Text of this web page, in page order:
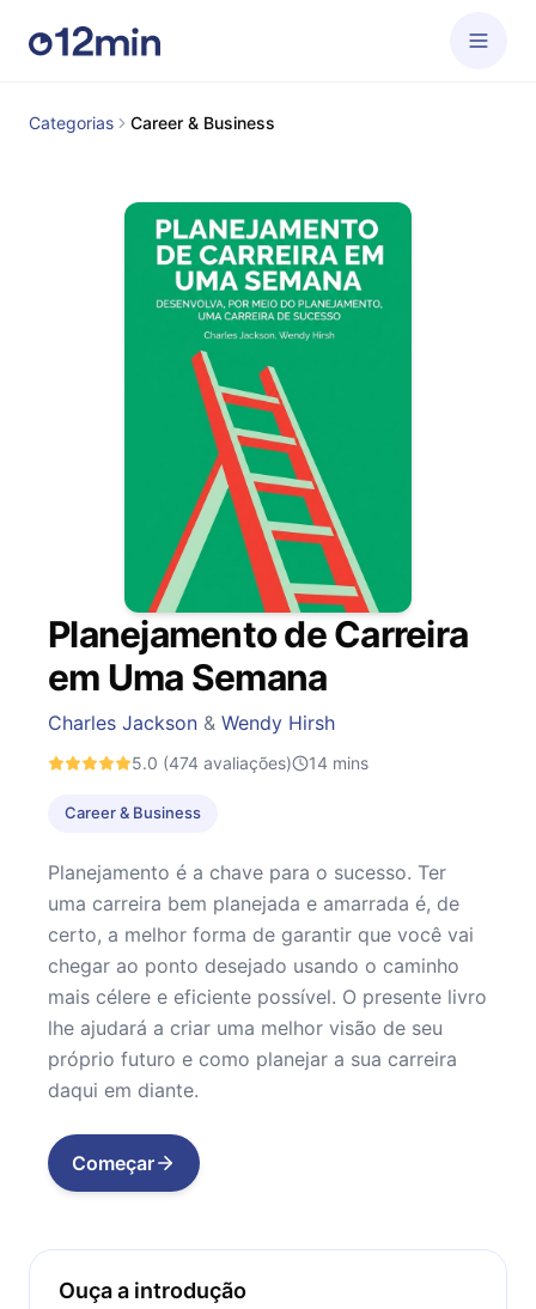
Categorias Career & Business
Planejamento de Carreira
em Uma Semana
Charles Jackson & Wendy Hirsh
5.0 (474 avaliações) 14 mins
Career & Business
Planejamento é a chave para o sucesso. Ter
uma carreira bem planejada e amarrada é, de
certo, a melhor forma de garantir que você vai
chegar ao ponto desejado usando o caminho
mais célere e eficiente possível. O presente livro
lhe ajudará a criar uma melhor visão de seu
próprio futuro e como planejar a sua carreira
daqui em diante.
Começar
Ouça a introdução